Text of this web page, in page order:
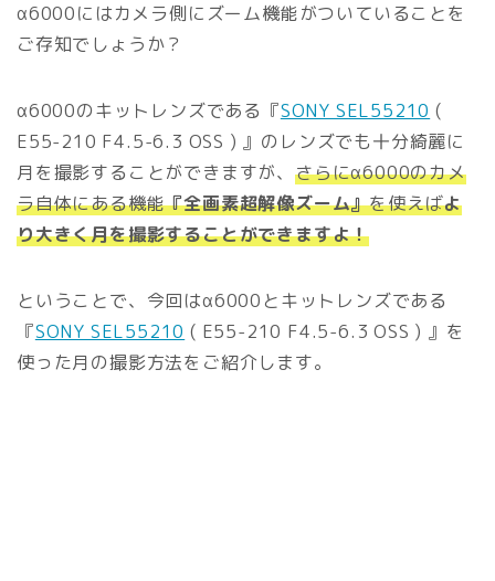
α6000にはカメラ側にズーム機能がついていることを
ご存知でしょうか？
α6000のキットレンズである『SONY SEL55210 (
E55-210 F4.5-6.3 OSS ) 』のレンズでも十分綺麗に
月を撮影することができますが、さらにα6000のカメ
ラ自体にある機能『全画素超解像ズーム』を使えばよ
り大きく月を撮影することができますよ！
ということで、今回はα6000とキットレンズである
『SONY SEL55210 ( E55-210 F4.5-6.3 OSS ) 』を
使った月の撮影方法をご紹介します。